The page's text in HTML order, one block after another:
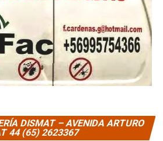
DISMAT – AVENIDA ARTURO
44 (65) 2623367